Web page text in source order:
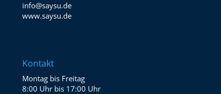
info@saysu.de
www.saysu.de
Kontakt
Montag bis Freitag
8:00 Uhr bis 17:00 Uhr